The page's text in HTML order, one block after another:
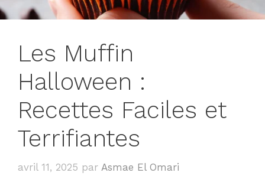
Les Muffin
Halloween :
Recettes Faciles et
Terrifiantes
avril 11, 2025 par Asmae El Omari